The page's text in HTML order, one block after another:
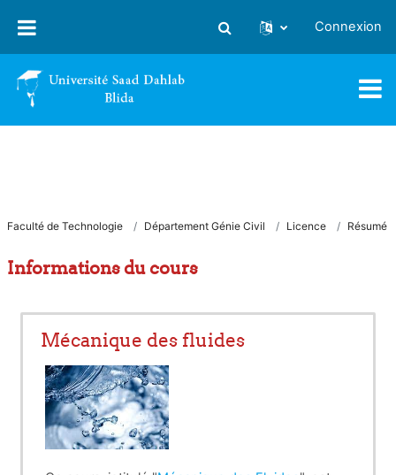
Activer/désactiver la saisie
Connexion
Faculté de Technologie Département Génie Civil Licence Résumé
Informations du cours
Mécanique des fluides